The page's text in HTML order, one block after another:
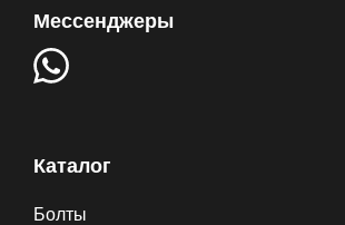
Мессенджеры
Каталог
Болты